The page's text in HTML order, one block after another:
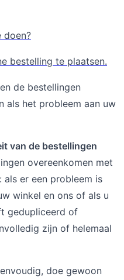
doen?
bestelling te plaatsen.
de bestellingen
als het probleem aan uw
van de bestellingen
overeenkomen met
er een probleem is
winkel en ons of als u
gedupliceerd of
zijn of helemaal
doe gewoon